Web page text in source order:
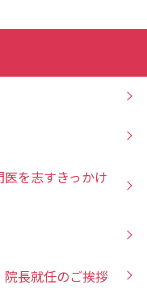
医を志すきっかけ
長就任のご挨拶